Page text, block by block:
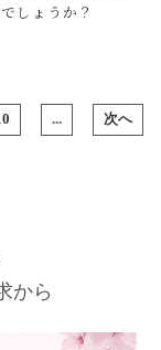
しょうか？
... 次へ
から